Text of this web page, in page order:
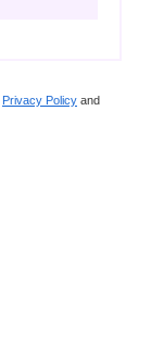
Privacy Policy and